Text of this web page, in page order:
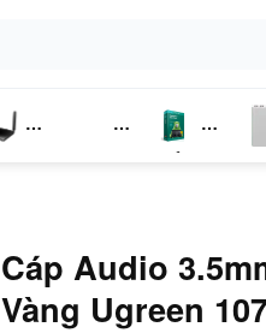
Phần
Cáp Audio
Vàng Ugreen